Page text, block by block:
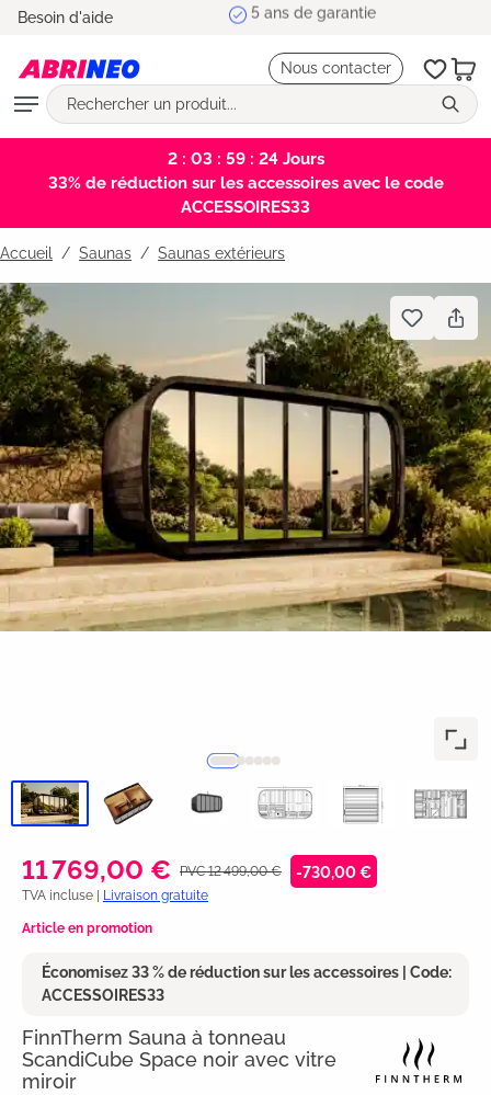
principal
Besoin d'aide 5 ans de garantie
Nous contacter
2 : 03 : 59 : 23Jours
33% de réduction sur les accessoires avec le code
ACCESSOIRES33
Accueil Saunas / Saunas extérieurs
Bildergalerie überspringen
11 769,00 € PVC 12 499,00 € -730,00 €
TVA incluse | Livraison gratuite
Article en promotion
Économisez 33 % de réduction sur les accessoires | Code:
ACCESSOIRES33
FinnTherm Sauna à tonneau
ScandiCube Space noir avec vitre
miroir